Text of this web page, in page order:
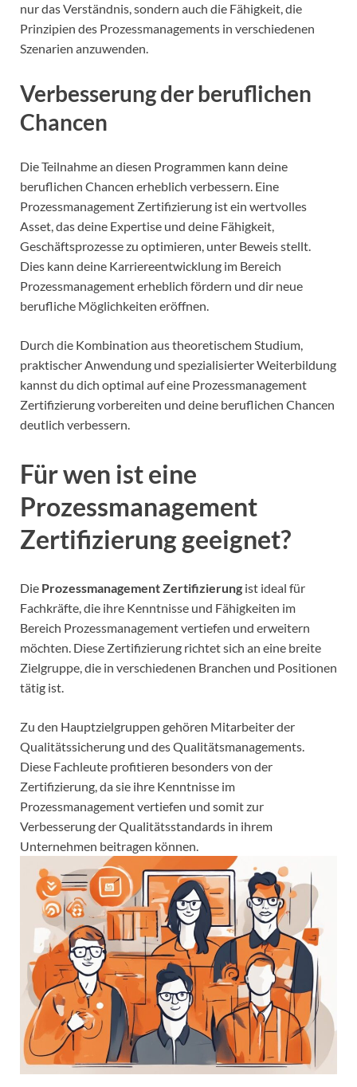
nur das Verständnis, sondern auch die Fähigkeit, die
Prinzipien des Prozessmanagements in verschiedenen
Szenarien anzuwenden.
Verbesserung der beruflichen
Chancen
Die Teilnahme an diesen Programmen kann deine
beruflichen Chancen erheblich verbessern. Eine
Prozessmanagement Zertifizierung ist ein wertvolles
Asset, das deine Expertise und deine Fähigkeit,
Geschäftsprozesse zu optimieren, unter Beweis stellt.
Dies kann deine Karriereentwicklung im Bereich
Prozessmanagement erheblich fördern und dir neue
berufliche Möglichkeiten eröffnen.
Durch die Kombination aus theoretischem Studium,
praktischer Anwendung und spezialisierter Weiterbildung
kannst du dich optimal auf eine Prozessmanagement
Zertifizierung vorbereiten und deine beruflichen Chancen
deutlich verbessern.
Für wen ist eine
Prozessmanagement
Zertifizierung geeignet?
Die Prozessmanagement Zertifizierung ist ideal für
Fachkräfte, die ihre Kenntnisse und Fähigkeiten im
Bereich Prozessmanagement vertiefen und erweitern
möchten. Diese Zertifizierung richtet sich an eine breite
Zielgruppe, die in verschiedenen Branchen und Positionen
tätig ist.
Zu den Hauptzielgruppen gehören Mitarbeiter der
Qualitätssicherung und des Qualitätsmanagements.
Diese Fachleute profitieren besonders von der
Zertifizierung, da sie ihre Kenntnisse im
Prozessmanagement vertiefen und somit zur
Verbesserung der Qualitätsstandards in ihrem
Unternehmen beitragen können.